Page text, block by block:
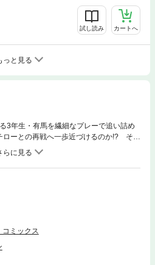
試し読み カートへ
っと見る
3年生・有馬を繊細なプレーで追い詰め
ーとの再戦へ一歩近づけるのか!? そし
開幕!!
ミックス